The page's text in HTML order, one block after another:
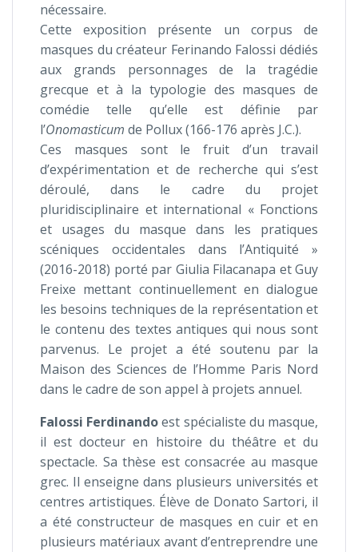
nécessaire.
Cette exposition présente un corpus de
masques du créateur Ferinando Falossi dédiés
aux grands personnages de la tragédie
grecque et à la typologie des masques de
comédie telle qu’elle est définie par
l’Onomasticum de Pollux (166-176 après J.C.).
Ces masques sont le fruit d’un travail
d’expérimentation et de recherche qui s’est
déroulé, dans le cadre du projet
pluridisciplinaire et international « Fonctions
et usages du masque dans les pratiques
scéniques occidentales dans l’Antiquité »
(2016-2018) porté par Giulia Filacanapa et Guy
Freixe mettant continuellement en dialogue
les besoins techniques de la représentation et
le contenu des textes antiques qui nous sont
parvenus. Le projet a été soutenu par la
Maison des Sciences de l’Homme Paris Nord
dans le cadre de son appel à projets annuel.
Falossi Ferdinandoest spécialiste du masque,
il est docteur en histoire du théâtre et du
spectacle. Sa thèse est consacrée au masque
grec. Il enseigne dans plusieurs universités et
centres artistiques. Élève de Donato Sartori, il
a été constructeur de masques en cuir et en
plusieurs matériaux avant d’entreprendre une